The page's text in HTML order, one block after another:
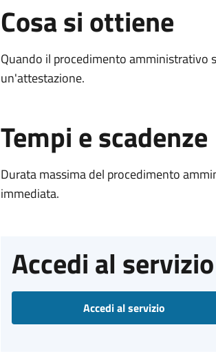
Cosa si ottiene
Quando il procedimento amministrativo
un'attestazione.
Tempi e scadenze
Durata massima del procedimento
immediata.
Accedi al servizio
Accedi al servizio